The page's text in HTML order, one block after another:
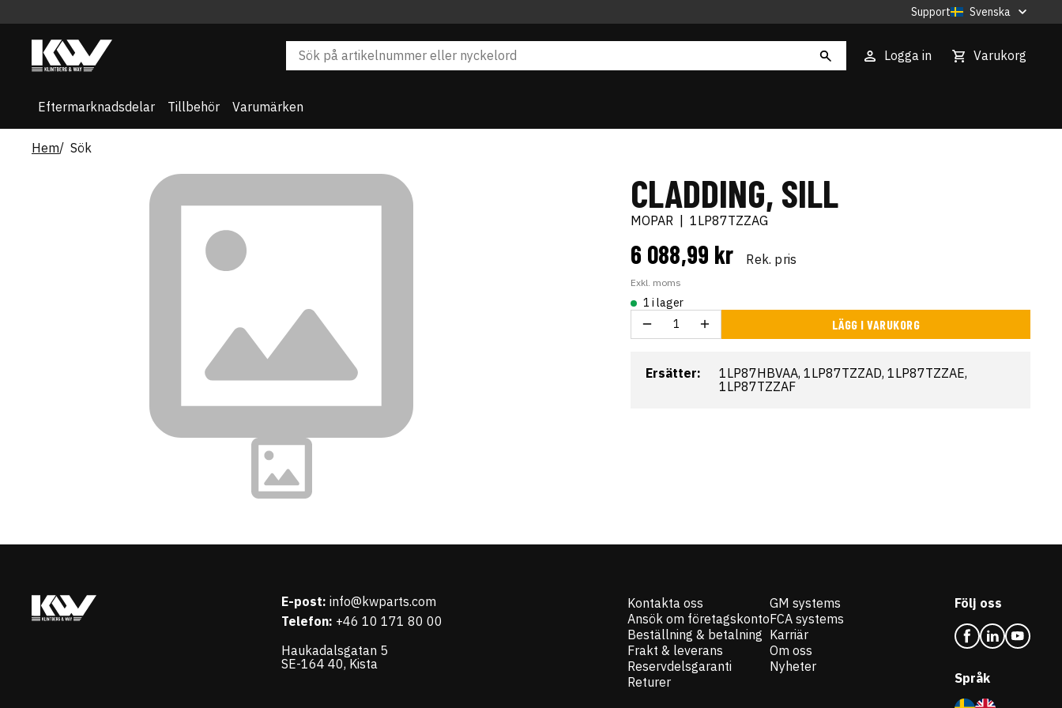
Support Svenska
Logga in Varukorg
Eftermarknadsdelar Tillbehör Varumärken
Hem Sök
CLADDING, SILL
MOPAR 1LP87TZZAG
6 088,99 kr Rek. pris
Exkl. moms
1 i lager
LÄGG I VARUKORG
Ersätter:
1LP87HBVAA, 1LP87TZZAD, 1LP87TZZAE,
1LP87TZZAF
E-post: info@kwparts.com
Telefon: +46 10 171 80 00
Haukadalsgatan 5
SE-164 40, Kista
Kontakta oss
Ansök om företagskonto
Beställning & betalning
Frakt & leverans
Reservdelsgaranti
Returer
GM systems
FCA systems
Karriär
Om oss
Nyheter
Följ oss
Språk